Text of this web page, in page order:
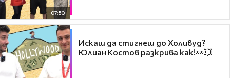
07:50
Искаш да стигнеш до Холивуд?
Юлиан Костов разкрива как!👀💥